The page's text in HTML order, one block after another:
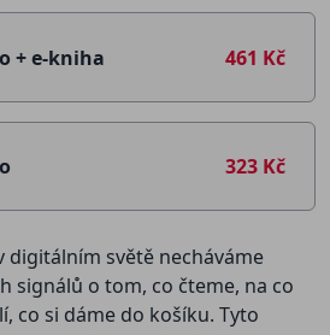
+ e-kniha 461 Kč
323 Kč
digitálním světě necháváme
signálů o tom, co čteme, na co
co si dáme do košíku. Tyto